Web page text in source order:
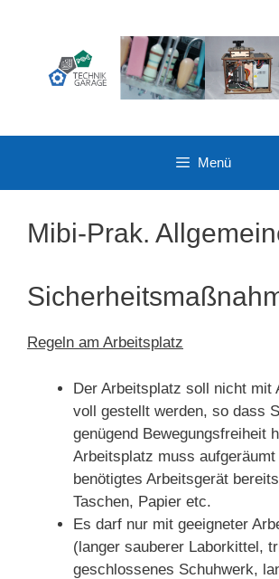
Menü
Mibi-Prak.
Regeln am Arbeitsplatz
Der Arbeitsplatz soll nicht mit
voll gestellt werden, so dass
genügend Bewegungsfreiheit
Arbeitsplatz muss
benötigtes Arbeitsgerät
Taschen, Papier etc.
Es darf nur mit geeigneter
(langer sauberer Laborkittel,
geschlossenes Schuhwerk,